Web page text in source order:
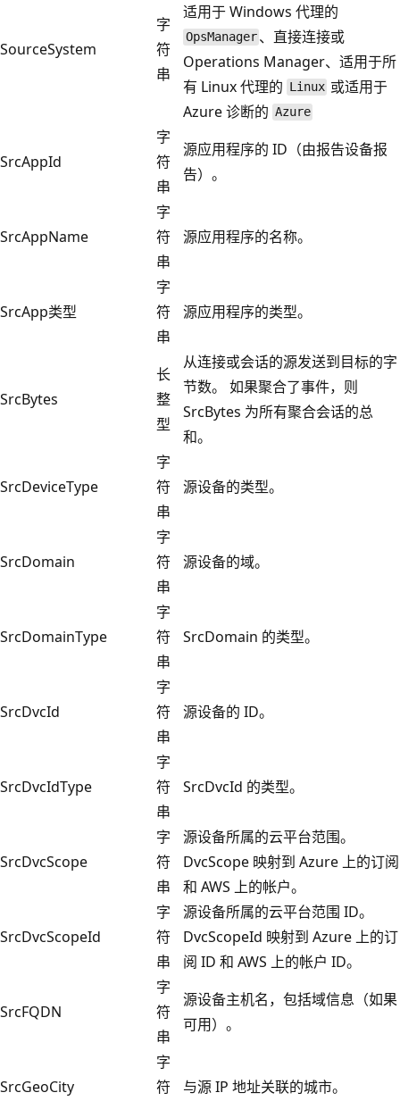
SourceSystem
字
符
串
适用于 Windows 代理的
OpsManager 、直接连接或
Operations Manager、适用于所
有 Linux 代理的 Linux 或适用于
Azure 诊断的 Azure
SrcAppId
字
符
串
源应用程序的 ID（由报告设备报
告）。
SrcAppName
字
符
串
源应用程序的名称。
SrcApp类型
字
符
串
源应用程序的类型。
SrcBytes
长
整
型
从连接或会话的源发送到目标的字
节数。 如果聚合了事件，则
SrcBytes 为所有聚合会话的总
和。
SrcDeviceType
字
符
串
源设备的类型。
SrcDomain
字
符
串
源设备的域。
SrcDomainType
字
符
串
SrcDomain 的类型。
SrcDvcId
字
符
串
源设备的 ID。
SrcDvcIdType
字
符
串
SrcDvcId 的类型。
SrcDvcScope
字
符
串
源设备所属的云平台范围。
DvcScope 映射到 Azure 上的订阅
和 AWS 上的帐户。
SrcDvcScopeId
字
符
串
源设备所属的云平台范围 ID。
DvcScopeId 映射到 Azure 上的订
阅 ID 和 AWS 上的帐户 ID。
SrcFQDN
字
符
串
源设备主机名，包括域信息（如果
可用）。
SrcGeoCity
字
符
与源 IP 地址关联的城市。